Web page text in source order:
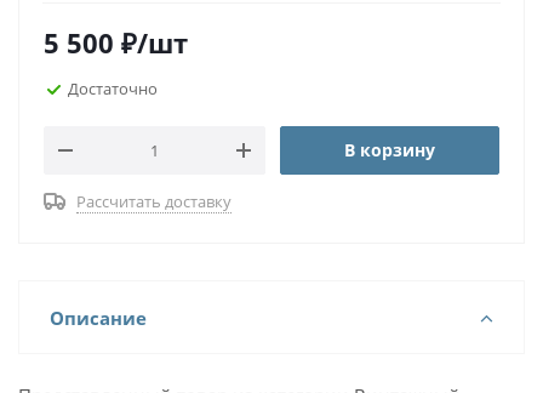
5 500 ₽/шт
Достаточно
В корзину
Рассчитать доставку
Описание